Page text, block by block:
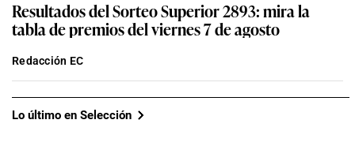
Resultados del Sorteo Superior 2893: mira la
tabla de premios del viernes 7 de agosto
Redacción EC
Lo último en Selección